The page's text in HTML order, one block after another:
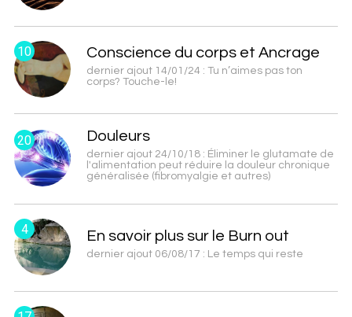
10 Conscience du corps et Ancrage
dernier ajout 14/01/24 : Tu n’aimes pas ton
corps? Touche-le!
20 Douleurs
dernier ajout 24/10/18 : Éliminer le glutamate de
l'alimentation peut réduire la douleur chronique
généralisée (fibromyalgie et autres)
4 En savoir plus sur le Burn out
dernier ajout 06/08/17 : Le temps qui reste